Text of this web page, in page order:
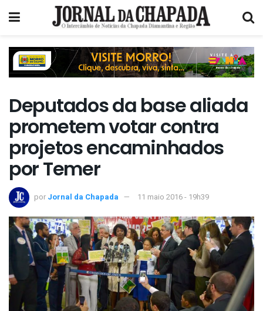
Deputados da base aliada
prometem votar contra
projetos encaminhados
por Temer
por Jornal da Chapada 11 maio 2016 - 19h39